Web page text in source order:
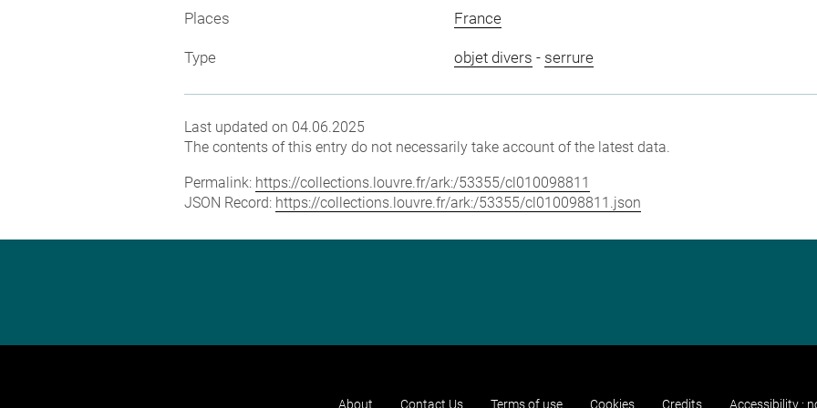
Places France
Type objet divers - serrure
Last updated on 04.06.2025
The contents of this entry do not necessarily take account of the latest data.
Permalink: https://collections.louvre.fr/ark:/53355/cl010098811
JSON Record: https://collections.louvre.fr/ark:/53355/cl010098811.json
About Contact Us Terms of use Cookies Credits Accessibility :